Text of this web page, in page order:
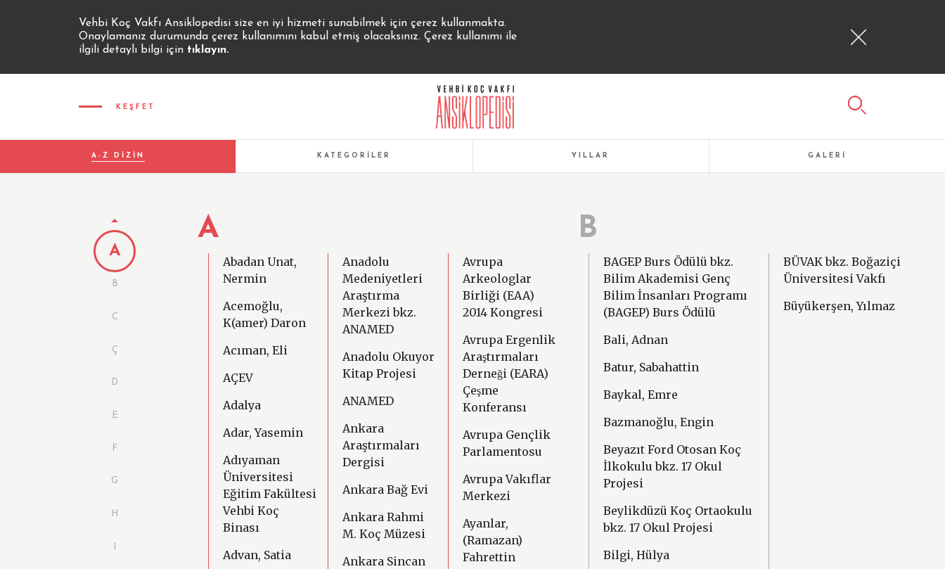
Vehbi Koç Vakfı Ansiklopedisi size en iyi hizmeti sunabilmek için çerez kullanmakta.
Onaylamanız durumunda çerez kullanımını kabul etmiş olacaksınız. Çerez kullanımı ile
ilgili detaylı bilgi için tıklayın.
KEŞFET
A-Z DİZİN KATEGORİLER YILLAR GALERİ
A
B
C
Ç
D
E
F
G
H
A
Abadan Unat,
Nermin
Acemoğlu,
K(amer) Daron
Acıman, Eli
AÇEV
Adalya
Adar, Yasemin
Adıyaman
Üniversitesi
Eğitim Fakültesi
Vehbi Koç
Binası
Advan, Satia
Anadolu
Medeniyetleri
Araştırma
Merkezi bkz.
ANAMED
Anadolu Okuyor
Kitap Projesi
ANAMED
Ankara
Araştırmaları
Dergisi
Ankara Bağ Evi
Ankara Rahmi
M. Koç Müzesi
Ankara Sincan
Avrupa
Arkeologlar
Birliği (EAA)
2014 Kongresi
Avrupa Ergenlik
Araştırmaları
Derneği (EARA)
Çeşme
Konferansı
Avrupa Gençlik
Parlamentosu
Avrupa Vakıflar
Merkezi
Ayanlar,
(Ramazan)
Fahrettin
B
BAGEP Burs Ödülü bkz.
Bilim Akademisi Genç
Bilim İnsanları Programı
(BAGEP) Burs Ödülü
Bali, Adnan
Batur, Sabahattin
Baykal, Emre
Bazmanoğlu, Engin
Beyazıt Ford Otosan Koç
İlkokulu bkz. 17 Okul
Projesi
Beylikdüzü Koç Ortaokulu
bkz. 17 Okul Projesi
Bilgi, Hülya
BÜVAK bkz. Boğaziçi
Üniversitesi Vakfı
Büyükerşen, Yılmaz